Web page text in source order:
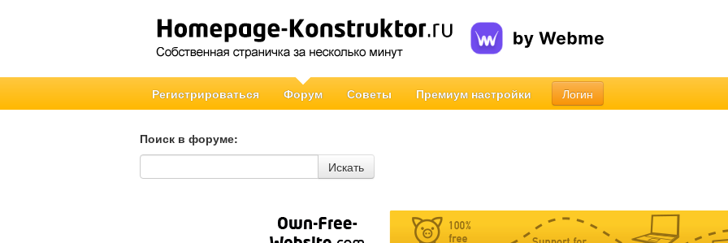
Регистрироваться Форум Советы Премиум настройки Логин
Поиск в форуме:
Поиск в форуме
Искать